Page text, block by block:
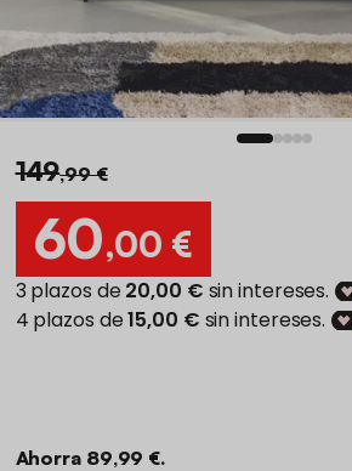
149,99 €
60,00 €
Ahorra 89,99 €.